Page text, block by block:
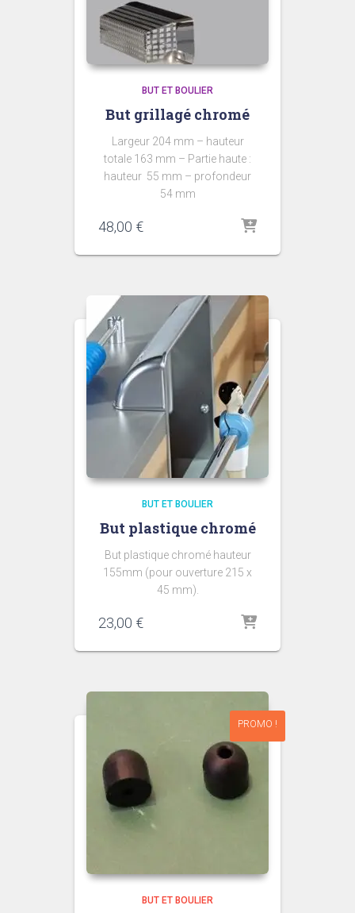
BUT ET BOULIER
But grillagé chromé
Largeur 204 mm – hauteur
totale 163 mm – Partie haute :
hauteur 55 mm – profondeur
54 mm
48,00 €
BUT ET BOULIER
But plastique chromé
But plastique chromé hauteur
155mm (pour ouverture 215 x
45 mm).
23,00 €
PROMO !
BUT ET BOULIER